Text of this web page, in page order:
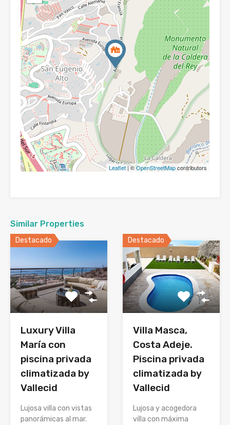
Leaflet| ©OpenStreetMapcontributors
Similar Properties
Destacado
Luxury Villa
María con
piscina privada
climatizada by
Vallecid
Lujosa villa con vistas
panorámicas al mar.
Destacado
Villa Masca,
Costa Adeje.
Piscina privada
climatizada by
Vallecid
Lujosa y acogedora
villa con máxima